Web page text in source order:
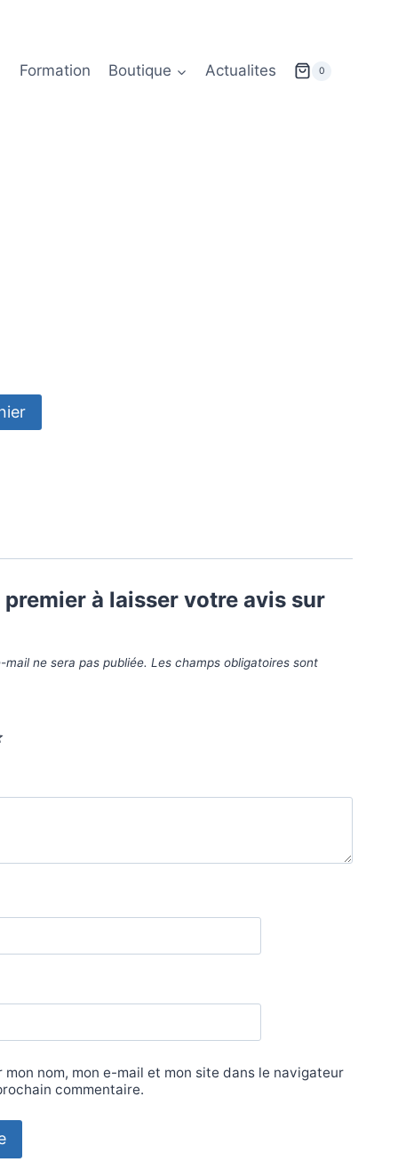
Formation Boutique Actualites 0
premier à laisser votre avis sur
mail ne sera pas publiée. Les champs obligatoires sont
mon nom, mon e-mail et mon site dans le navigateur
commentaire.